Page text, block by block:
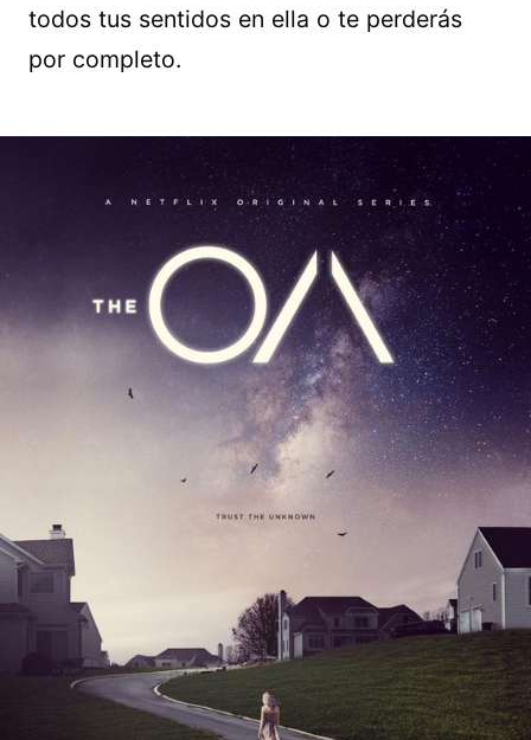
todos tus sentidos en ella o te perderás
por completo.